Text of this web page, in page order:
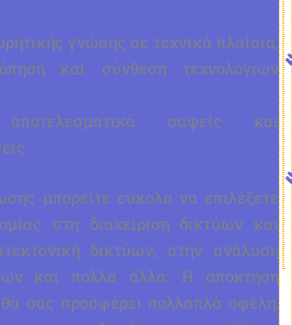
γνώσης σε τεχνικά πλαίσια,
και σύνθεση τεχνολογιών
αποτελεσματικά σαφείς και
μπορείτε εύκολα να επιλέξετε
στη διαχείριση δικτύων και
δικτύων, στην ανάλυση
και πολλά άλλα. Η απόκτηση
θα σας προσφέρει πολλαπλά οφέλη,